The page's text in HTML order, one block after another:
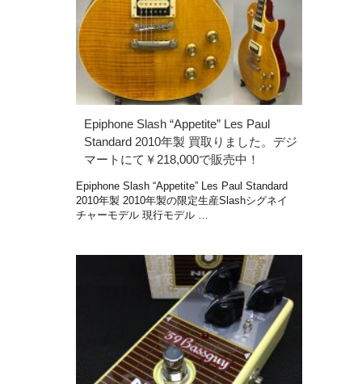
Epiphone Slash “Appetite” Les Paul
Standard 2010年製 買取りました。デジ
マートにて￥218,000で販売中！
Epiphone Slash “Appetite” Les Paul Standard
2010年製 2010年製の限定生産Slashシグネイ
チャーモデル 現行モデル …